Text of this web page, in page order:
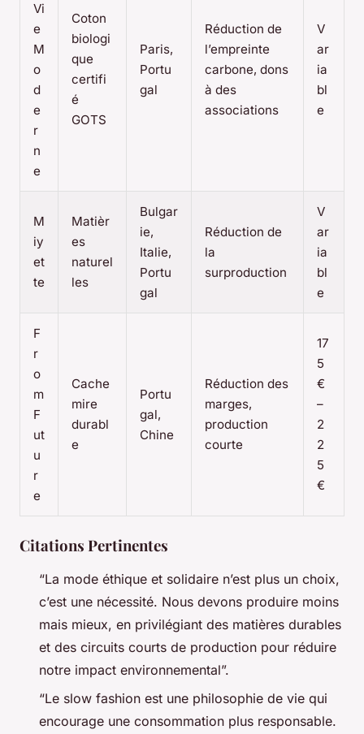
Vi
e
M
o
d
e
r
n
e
Coton
biologi
que
certifi
é
GOTS
Paris,
Portu
gal
Réduction de
l’empreinte
carbone, dons
à des
associations
V
ar
ia
bl
e
M
iy
et
te
Matièr
es
naturel
les
Bulgar
ie,
Italie,
Portu
gal
Réduction de
la
surproduction
V
ar
ia
bl
e
F
r
o
m
F
ut
u
r
e
Cache
mire
durabl
e
Portu
gal,
Chine
Réduction des
marges,
production
courte
17
5
€
–
2
2
5
€
Citations Pertinentes
“La mode éthique et solidaire n’est plus un choix,
c’est une nécessité. Nous devons produire moins
mais mieux, en privilégiant des matières durables
et des circuits courts de production pour réduire
notre impact environnemental”.
“Le slow fashion est une philosophie de vie qui
encourage une consommation plus responsable.